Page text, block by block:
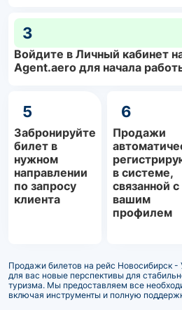
3
Войдите в Личный кабинет
Agent.aero для начала
5
Забронируйте
билет в
нужном
направлении
по запросу
клиента
6
Продажи
в системе,
связанной с
вашим
профилем
Продажи билетов на рейс Новосибирск
для вас новые перспективы для
туризма. Мы предоставляем все
включая инструменты и полную